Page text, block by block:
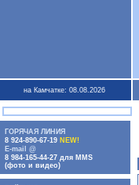
на Камчатке: 08.08.2026
ГОРЯЧАЯ ЛИНИЯ
8 924-890-67-19 NEW!
E-mail @
8 984-165-44-27 для MMS
(фото и видео)